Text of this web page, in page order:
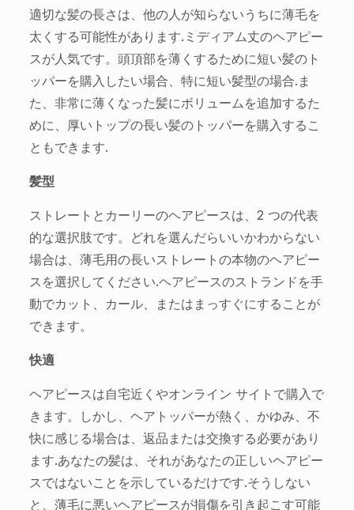
適切な髪の長さは、他の人が知らないうちに薄毛を
太くする可能性があります.ミディアム丈のヘアピー
スが人気です。頭頂部を薄くするために短い髪のト
ッパーを購入したい場合、特に短い髪型の場合.ま
た、非常に薄くなった髪にボリュームを追加するた
めに、厚いトップの長い髪のトッパーを購入するこ
ともできます.
髪型
ストレートとカーリーのヘアピースは、2 つの代表
的な選択肢です。どれを選んだらいいかわからない
場合は、薄毛用の長いストレートの本物のヘアピー
スを選択してください.ヘアピースのストランドを手
動でカット、カール、またはまっすぐにすることが
できます。
快適
ヘアピースは自宅近くやオンライン サイトで購入で
きます。しかし、ヘアトッパーが熱く、かゆみ、不
快に感じる場合は、返品または交換する必要があり
ます.あなたの髪は、それがあなたの正しいヘアピー
スではないことを示しているだけです.そうしない
と、薄毛に悪いヘアピースが損傷を引き起こす可能